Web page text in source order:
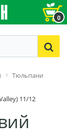
0
Тюльпани
11/12